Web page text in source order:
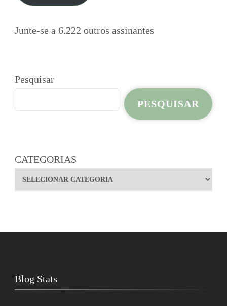
Junte-se a 6.222 outros assinantes
Pesquisar
PESQUISAR
CATEGORIAS
Blog Stats